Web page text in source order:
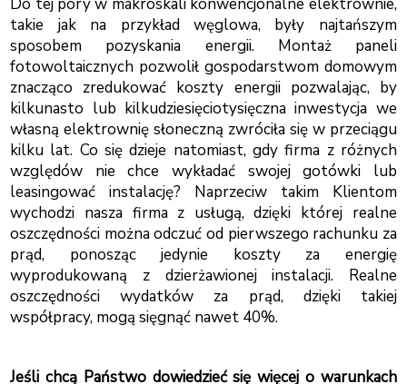
takie jak na przykład węglowa, były najtańszym
sposobem pozyskania energii. Montaż paneli
fotowoltaicznych pozwolił gospodarstwom domowym
znacząco zredukować koszty energii pozwalając, by
kilkunasto lub kilkudziesięciotysięczna inwestycja we
własną elektrownię słoneczną zwróciła się w przeciągu
kilku lat. Co się dzieje natomiast, gdy firma z różnych
względów nie chce wykładać swojej gotówki lub
leasingować instalację? Naprzeciw takim Klientom
wychodzi nasza firma z usługą, dzięki której realne
oszczędności można odczuć od pierwszego rachunku za
prąd, ponosząc jedynie koszty za energię
wyprodukowaną z dzierżawionej instalacji. Realne
oszczędności wydatków za prąd, dzięki takiej
współpracy, mogą sięgnąć nawet 40%.
Jeśli chcą Państwo dowiedzieć się więcej o warunkach